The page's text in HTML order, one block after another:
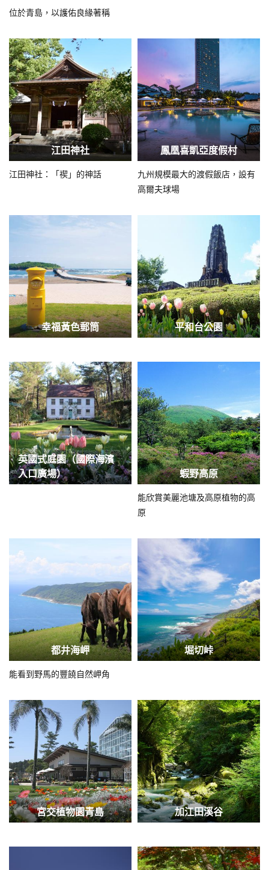
位於青島，以護佑良緣著稱
江田神社
江田神社：「禊」的神話
鳳凰喜凱亞度假村
九州規模最大的渡假飯店，設有
高爾夫球場
幸福黃色郵筒 平和台公園
英國式庭園（國際海濱
入口廣場）
蝦野高原
能欣賞美麗池塘及高原植物的高
原
都井海岬
能看到野馬的豐饒自然岬角
堀切峠
宮交植物園青島 加江田溪谷